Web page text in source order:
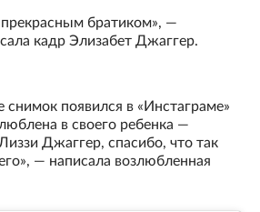
братиком», —
кадр Элизабет Джаггер.
появился в «Инстаграме»
в своего ребенка —
Джаггер, спасибо, что так
— написала возлюбленная